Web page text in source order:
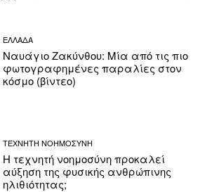
ΕΛΛΑΔΑ
Ναυάγιο Ζακύνθου: Μία από τις πιο
φωτογραφημένες παραλίες στον
κόσμο (βίντεο)
ΤΕΧΝΗΤΗ ΝΟΗΜΟΣΥΝΗ
Η τεχνητή νοημοσύνη προκαλεί
αύξηση της φυσικής ανθρώπινης
ηλιθιότητας;